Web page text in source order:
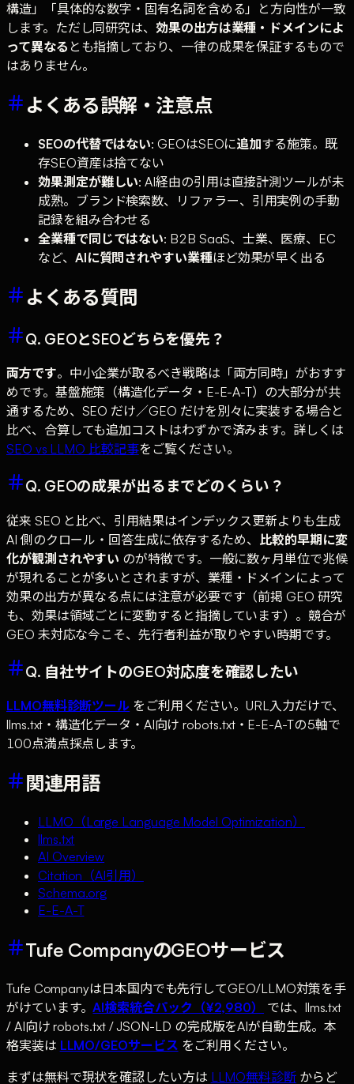
構造」「具体的な数字・固有名詞を含める」と方向性が一致
します。ただし同研究は、効果の出方は業種・ドメインによ
って異なる とも指摘しており、一律の成果を保証するもので
はありません。
よくある誤解・注意点
SEOの代替ではない: GEOはSEOに追加する施策。既
存SEO資産は捨てない
効果測定が難しい: AI経由の引用は直接計測ツールが未
成熟。ブランド検索数、リファラー、引用実例の手動
記録を組み合わせる
全業種で同じではない: B2B SaaS、士業、医療、EC
など、 AIに質問されやすい業種ほど効果が早く出る
よくある質問
Q. GEOとSEOどちらを優先？
両方です。中小企業が取るべき戦略は「両方同時」がおすす
めです。基盤施策（構造化データ・E-E-A-T）の大部分が共
通するため、SEO だけ／GEO だけを別々に実装する場合と
比べ、合算しても追加コストはわずかで済みます。詳しくは
SEO vs LLMO 比較記事をご覧ください。
Q. GEOの成果が出るまでどのくらい？
従来 SEO と比べ、引用結果はインデックス更新よりも生成
AI 側のクロール・回答生成に依存するため、 比較的早期に変
化が観測されやすい のが特徴です。一般に数ヶ月単位で兆候
が現れることが多いとされますが、業種・ドメインによって
効果の出方が異なる点には注意が必要です（前掲 GEO 研究
も、効果は領域ごとに変動すると指摘しています）。競合が
GEO 未対応な今こそ、先行者利益が取りやすい時期です。
Q. 自社サイトのGEO対応度を確認したい
LLMO無料診断ツール をご利用ください。URL入力だけで、
llms.txt・構造化データ・AI向け robots.txt・E-E-A-Tの5軸で
100点満点採点します。
関連用語
LLMO（Large Language Model Optimization）
llms.txt
AI Overview
Citation（AI引用）
Schema.org
E-E-A-T
Tufe CompanyのGEOサービス
Tufe Companyは日本国内でも先行してGEO/LLMO対策を手
がけています。AI検索統合パック（¥2,980）
では、llms.txt
/ AI向け robots.txt / JSON-LD の完成版をAIが自動生成。本
格実装は LLMO/GEOサービス をご利用ください。
まずは無料で現状を確認したい方は LLMO無料診断 からど